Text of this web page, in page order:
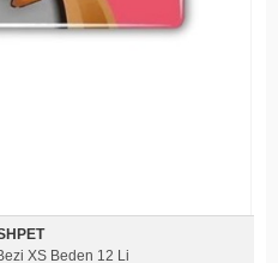
XS Beden 12 Li